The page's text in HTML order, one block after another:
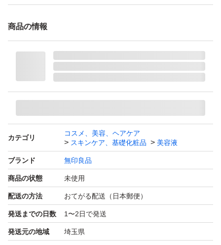
【カラー】クリア系
よろしくお願いいたします。
商品の情報
カテゴリ
コスメ、美容、ヘアケア
スキンケア、基礎化粧品
美容液
ブランド 無印良品
商品の状態 未使用
配送の方法 おてがる配送（日本郵便）
発送までの日数 1〜2日で発送
発送元の地域 埼玉県